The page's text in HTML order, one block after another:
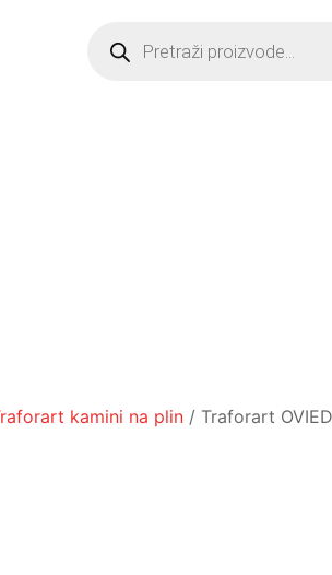
Products
search
kamini na plin / Traforart